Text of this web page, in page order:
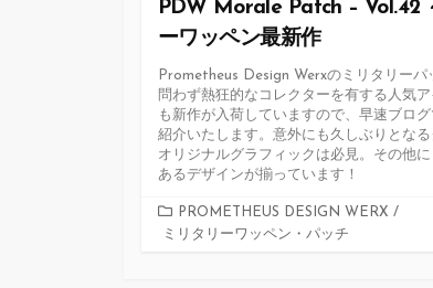
PDW Morale Patch – Vol.42
ーワッペン最新作
Prometheus Design Werxのミリタリーパ
問わず熱狂的なコレクターを有する人気ア
も新作が入荷していますので、早速ブロ
紹介いたします。意外にも久しぶりとな
オリジナルグラフィックは必見。その他
あるデザインが揃っています！
カ
テ
PROMETHEUS DESIGN WERX /
ミリタリーワッペン・パッチ